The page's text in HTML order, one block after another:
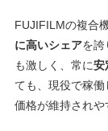
FUJIFILMの複合
に高いシェアを誇
も激しく、常に安
ても、現役で稼
価格が維持されや